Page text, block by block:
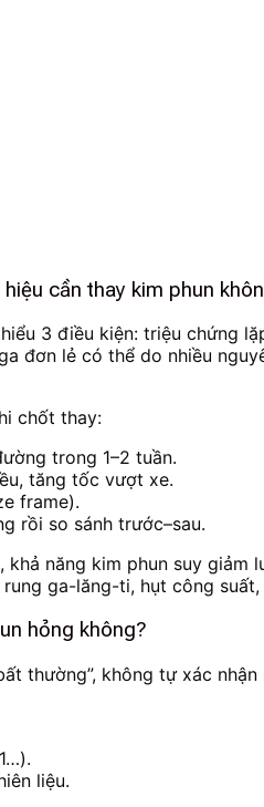
cần thay kim phun
3 điều kiện: triệu chứng
đơn lẻ có thể do nhiều
chốt thay:
trong 1–2 tuần.
tăng tốc vượt xe.
frame).
rồi so sánh trước–sau.
năng kim phun suy
ga-lăng-ti, hụt công
hỏng không?
thường”, không tự xác
liệu.